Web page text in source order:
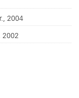
2004
2002